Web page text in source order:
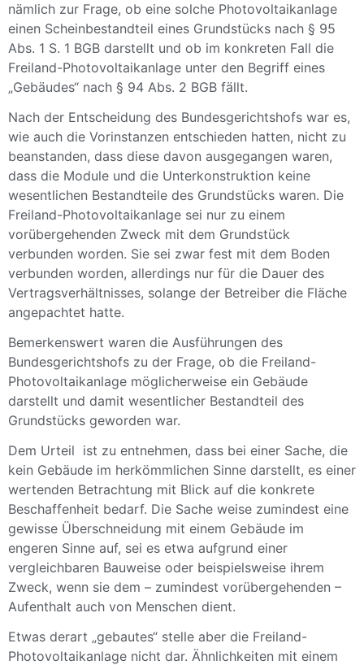
nämlich zur Frage, ob eine solche Photovoltaikanlage
einen Scheinbestandteil eines Grundstücks nach § 95
Abs. 1 S. 1 BGB darstellt und ob im konkreten Fall die
Freiland-Photovoltaikanlage unter den Begriff eines
„Gebäudes“ nach § 94 Abs. 2 BGB fällt.
Nach der Entscheidung des Bundesgerichtshofs war es,
wie auch die Vorinstanzen entschieden hatten, nicht zu
beanstanden, dass diese davon ausgegangen waren,
dass die Module und die Unterkonstruktion keine
wesentlichen Bestandteile des Grundstücks waren. Die
Freiland-Photovoltaikanlage sei nur zu einem
vorübergehenden Zweck mit dem Grundstück
verbunden worden. Sie sei zwar fest mit dem Boden
verbunden worden, allerdings nur für die Dauer des
Vertragsverhältnisses, solange der Betreiber die Fläche
angepachtet hatte.
Bemerkenswert waren die Ausführungen des
Bundesgerichtshofs zu der Frage, ob die Freiland-
Photovoltaikanlage möglicherweise ein Gebäude
darstellt und damit wesentlicher Bestandteil des
Grundstücks geworden war.
Dem Urteil ist zu entnehmen, dass bei einer Sache, die
kein Gebäude im herkömmlichen Sinne darstellt, es einer
wertenden Betrachtung mit Blick auf die konkrete
Beschaffenheit bedarf. Die Sache weise zumindest eine
gewisse Überschneidung mit einem Gebäude im
engeren Sinne auf, sei es etwa aufgrund einer
vergleichbaren Bauweise oder beispielsweise ihrem
Zweck, wenn sie dem – zumindest vorübergehenden –
Aufenthalt auch von Menschen dient.
Etwas derart „gebautes“ stelle aber die Freiland-
Photovoltaikanlage nicht dar. Ähnlichkeiten mit einem